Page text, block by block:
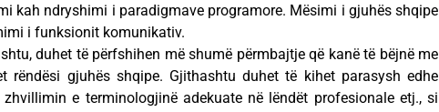
kah ndryshimi i paradigmave programore. Mësimi i gjuhës shqipe
i funksionit komunikativ.
duhet të përfshihen më shumë përmbajtje që kanë të bëjnë me
rëndësi gjuhës shqipe. Gjithashtu duhet të kihet parasysh edhe
e terminologjinë adekuate në lëndët profesionale etj., si